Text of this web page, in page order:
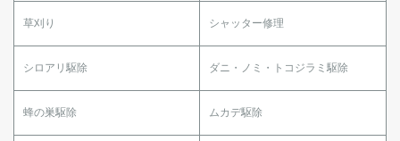
草刈り シャッター修理
シロアリ駆除 ダニ・ノミ・トコジラミ駆除
蜂の巣駆除 ムカデ駆除